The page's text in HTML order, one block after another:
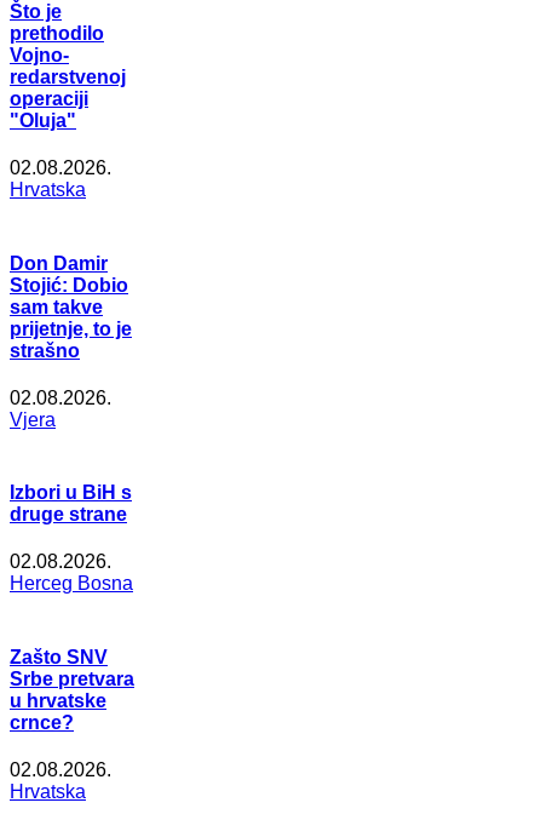
Što je
prethodilo
Vojno-
redarstvenoj
operaciji
"Oluja"
02.08.2026.
Hrvatska
Don Damir
Stojić: Dobio
sam takve
prijetnje, to je
strašno
02.08.2026.
Vjera
Izbori u BiH s
druge strane
02.08.2026.
Herceg Bosna
Zašto SNV
Srbe pretvara
u hrvatske
crnce?
02.08.2026.
Hrvatska